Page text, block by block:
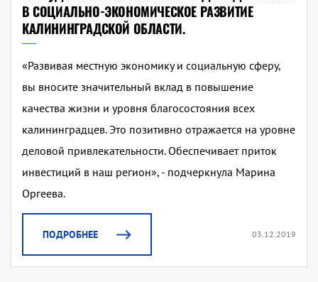
В СОЦИАЛЬНО-ЭКОНОМИЧЕСКОЕ РАЗВИТИЕ
КАЛИНИНГРАДСКОЙ ОБЛАСТИ.
«Развивая местную экономику и социальную сферу,
вы вносите значительный вклад в повышение
качества жизни и уровня благосостояния всех
калининградцев. Это позитивно отражается на уровне
деловой привлекательности. Обеспечивает приток
инвестиций в наш регион», - подчеркнула Марина
Оргеева.
ПОДРОБНЕЕ 03.12.2019